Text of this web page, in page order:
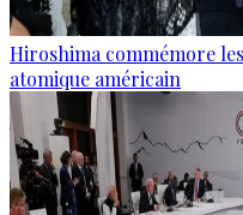
Hiroshima commémore
atomique américain